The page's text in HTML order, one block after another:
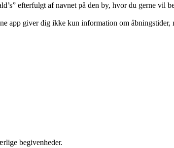
efterfulgt af navnet på den by, hvor du gerne vil
app giver dig ikke kun information om åbningstider,
begivenheder.